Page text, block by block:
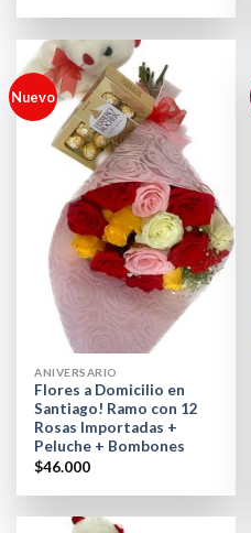
Nuevo
ANIVERSARIO
Flores a Domicilio en
Santiago! Ramo con 12
Rosas Importadas +
Peluche + Bombones
$46.000